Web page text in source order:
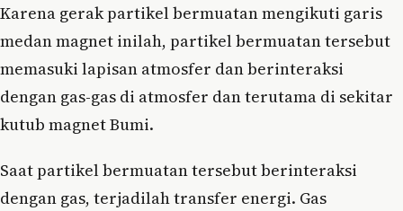
Karena gerak partikel bermuatan mengikuti garis
medan magnet inilah, partikel bermuatan tersebut
memasuki lapisan atmosfer dan berinteraksi
dengan gas-gas di atmosfer dan terutama di sekitar
kutub magnet Bumi.
Saat partikel bermuatan tersebut berinteraksi
dengan gas, terjadilah transfer energi. Gas